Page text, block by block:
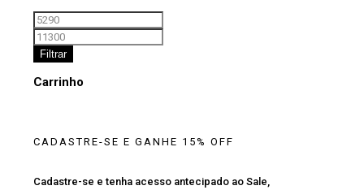
Preço
mínimo
Preço
máximo
Filtrar
Carrinho
CADASTRE-SE E GANHE 15% OFF
Cadastre-se e tenha acesso antecipado ao Sale,